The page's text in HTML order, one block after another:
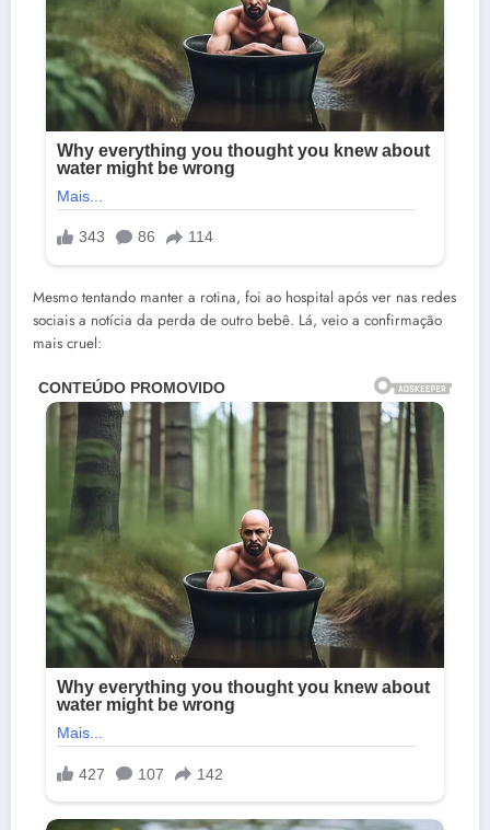
Mesmo tentando manter a rotina, foi ao hospital após ver nas redes
sociais a notícia da perda de outro bebê. Lá, veio a confirmação
mais cruel: